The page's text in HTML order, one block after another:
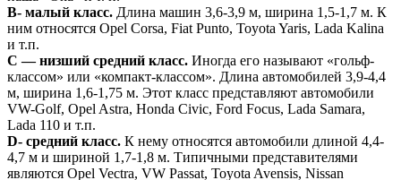
В- малый класс. Длина машин 3,6-3,9 м, ширина 1,5-1,7 м. К
ним относятся Opel Corsa, Fiat Punto, Toyota Yaris, Lada Kalina
и т.п.
C — низший средний класс. Иногда его называют «гольф-
классом» или «компакт-классом». Длина автомобилей 3,9-4,4
м, ширина 1,6-1,75 м. Этот класс представляют автомобили
VW-Golf, Opel Astra, Honda Civic, Ford Focus, Lada Samara,
Lada 110 и т.п.
D- средний класс. К нему относятся автомобили длиной 4,4-
4,7 м и шириной 1,7-1,8 м. Типичными представителями
являются Opel Vectra, VW Passat, Toyota Avensis, Nissan